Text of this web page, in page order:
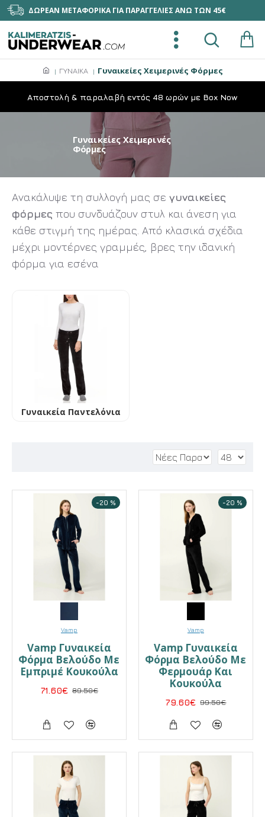
ΔΩΡΕΑΝ ΜΕΤΑΦΟΡΙΚΑ ΓΙΑ ΠΑΡΑΓΓΕΛΙΕΣ ΑΝΩ ΤΩΝ 45€
ΓΥΝΑΙΚΑ Γυναικείες Χειμερινές Φόρμες
Aποστολή & παραλαβή εντός 48 ωρών με Box Now
Γυναικείες Χειμερινές
Φόρμες
Ανακάλυψε τη συλλογή μας σε γυναικείες
φόρμες που συνδυάζουν στυλ και άνεση για
κάθε στιγμή της ημέρας. Από κλασικά σχέδια
μέχρι μοντέρνες γραμμές, βρες την ιδανική
φόρμα για εσένα
Γυναικεία Παντελόνια
-20 %
Vamp
Vamp Γυναικεία
Φόρμα Βελούδο Με
Εμπριμέ Κουκούλα
71.60€ 89.50€
-20 %
Vamp
Vamp Γυναικεία
Φόρμα Βελούδο Με
Φερμουάρ Και
Κουκούλα
79.60€ 99.50€